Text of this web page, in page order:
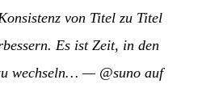
von Titel zu Titel
Es ist Zeit, in den
wechseln… — @suno auf